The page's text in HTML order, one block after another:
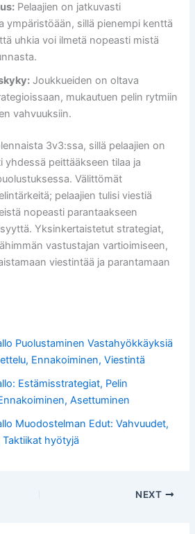
Pelaajien on jatkuvasti
ympäristöään, sillä pienempi kenttä
uhkia voi ilmetä nopeasti mistä
Joukkueiden on oltava
mukautuen pelin rytmiin
vahvuuksiin.
3v3:ssa, sillä pelaajien on
peittääkseen tilaa ja
Välittömät
pelaajien tulisi viestiä
nopeasti parantaakseen
Yksinkertaistetut strategiat,
vastustajan vartioimiseen,
viestintää ja parantamaan
Puolustaminen Vastahyökkäyksiä
Ennakoiminen, Viestintä
Estämisstrategiat, Pelin
Asettuminen
Muodostelman Edut: Vahvuudet,
hyötyjä
NEXT